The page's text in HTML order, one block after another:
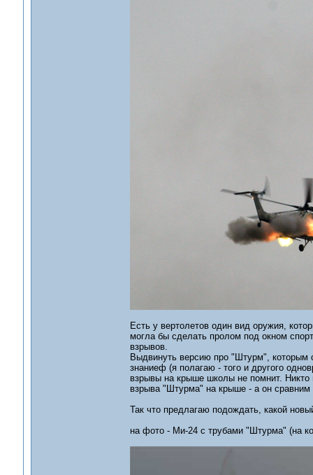
Есть у вертолетов один вид оружия,
могла бы сделать пролом под окном
взрывов.
Выдвинуть версию про "Штурм", которым
знаниеф (я полагаю - того и другого
взрывы на крыше школы не помнит. Никто
взрыва "Штурма" на крыше - а он сравним
Так что предлагаю подождать, какой
на фото - Ми-24 с трубами "Штурма" (на